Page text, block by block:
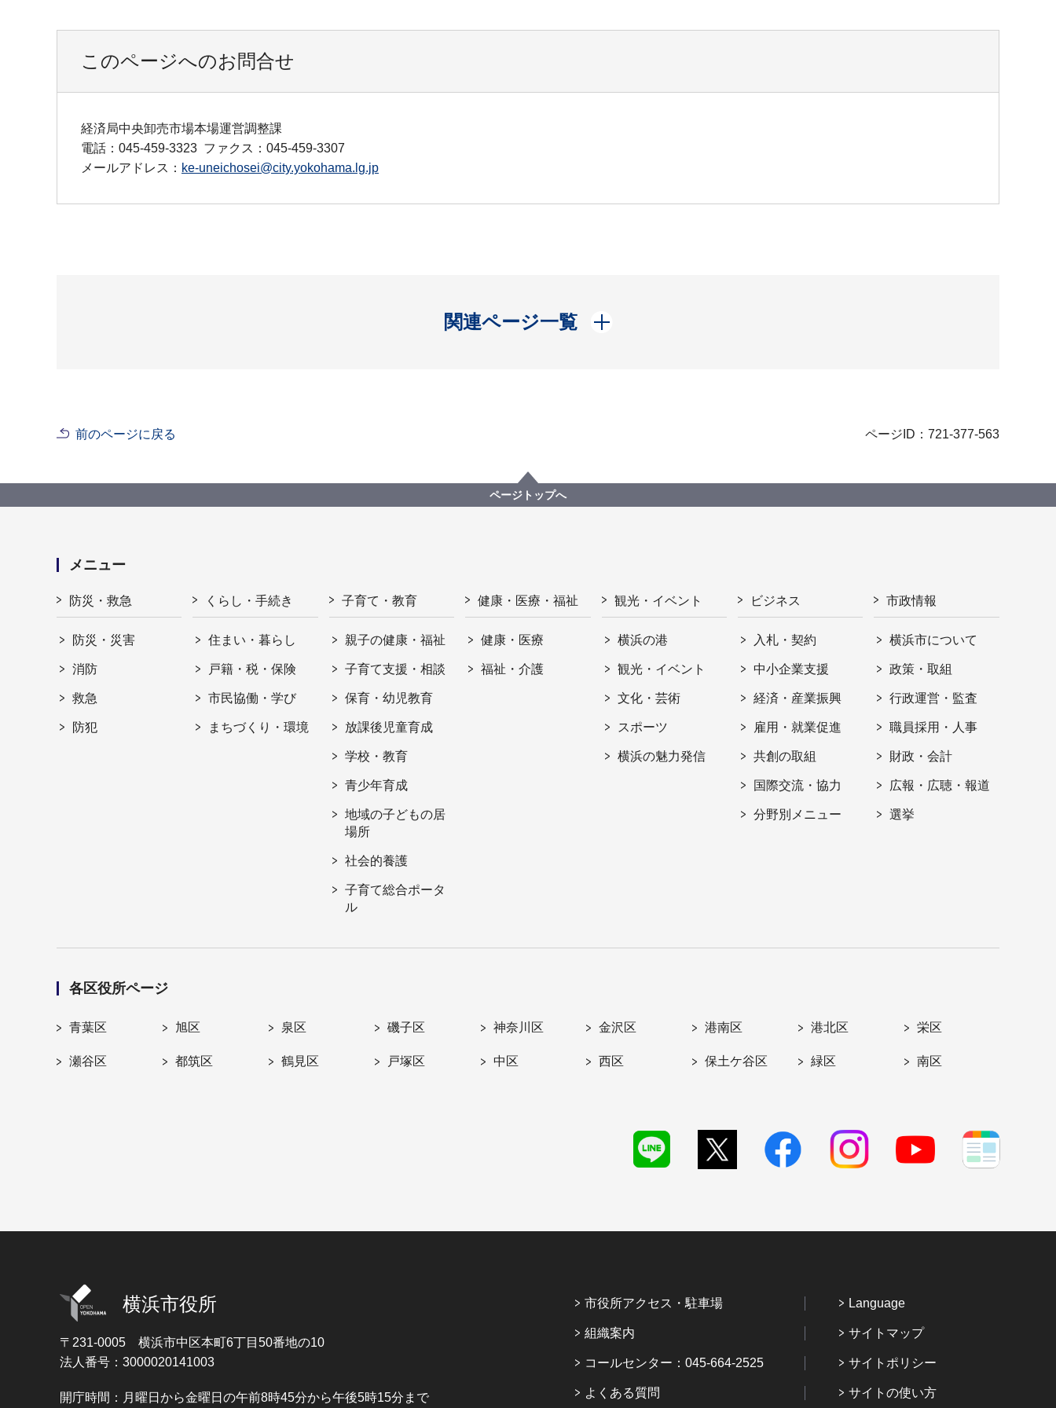
このページへのお問合せ
経済局中央卸売市場本場運営調整課
電話：045-459-3323 ファクス：045-459-3307
メールアドレス： ke-uneichosei@city.yokohama.lg.jp
関連ページ一覧
開く
前のページに戻る ページID：721-377-563
ページトップへ
メニュー
防災・救急
防災・災害
消防
救急
防犯
くらし・手続き
住まい・暮らし
戸籍・税・保険
市民協働・学び
まちづくり・環境
子育て・教育
親子の健康・福祉
子育て支援・相談
保育・幼児教育
放課後児童育成
学校・教育
青少年育成
地域の子どもの居
場所
社会的養護
子育て総合ポータ
ル
健康・医療・福祉
健康・医療
福祉・介護
観光・イベント
横浜の港
観光・イベント
文化・芸術
スポーツ
横浜の魅力発信
ビジネス
入札・契約
中小企業支援
経済・産業振興
雇用・就業促進
共創の取組
国際交流・協力
分野別メニュー
市政情報
横浜市について
政策・取組
行政運営・監査
職員採用・人事
財政・会計
広報・広聴・報道
選挙
各区役所ページ
青葉区 旭区 泉区 磯子区 神奈川区 金沢区 港南区 港北区 栄区
瀬谷区 都筑区 鶴見区 戸塚区 中区 西区 保土ケ谷区 緑区 南区
横浜市役所
〒231-0005 横浜市中区本町6丁目50番地の10
法人番号：3000020141003
開庁時間：月曜日から金曜日の午前8時45分から午後5時15分まで
市役所アクセス・駐車場
組織案内
コールセンター：045-664-2525
よくある質問
Language
サイトマップ
サイトポリシー
サイトの使い方